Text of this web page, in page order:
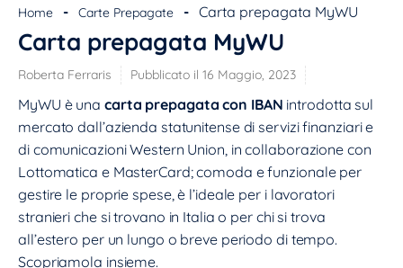
Tipo:
Circuito:mastercard
Funzionalità contactless: non attiva
Costo attivazione:
ULTERIORI INFORMAZIONI
Home - Carte Prepagate - Carta prepagata MyWU
Carta prepagata MyWU
Roberta Ferraris Pubblicato il 16 Maggio, 2023
MyWU è una carta prepagata con IBAN introdotta sul
mercato dall’azienda statunitense di servizi finanziari e
di comunicazioni Western Union, in collaborazione con
Lottomatica e MasterCard; comoda e funzionale per
gestire le proprie spese, è l’ideale per i lavoratori
stranieri che si trovano in Italia o per chi si trova
all’estero per un lungo o breve periodo di tempo.
Scopriamola insieme.